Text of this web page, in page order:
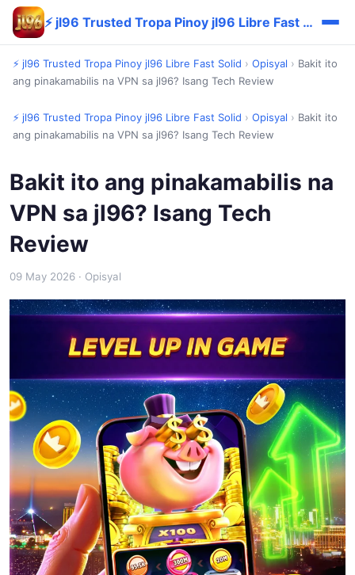
⚡ jl96 Trusted Tropa Pinoy jl96 Libre Fast Solid
⚡ jl96 Trusted Tropa Pinoy jl96 Libre Fast Solid › Opisyal › Bakit ito
ang pinakamabilis na VPN sa jl96? Isang Tech Review
⚡ jl96 Trusted Tropa Pinoy jl96 Libre Fast Solid › Opisyal › Bakit ito
ang pinakamabilis na VPN sa jl96? Isang Tech Review
Bakit ito ang pinakamabilis na
VPN sa jl96? Isang Tech
Review
09 May 2026 · Opisyal